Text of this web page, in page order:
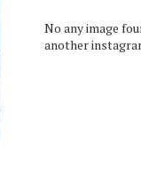
No any image
another